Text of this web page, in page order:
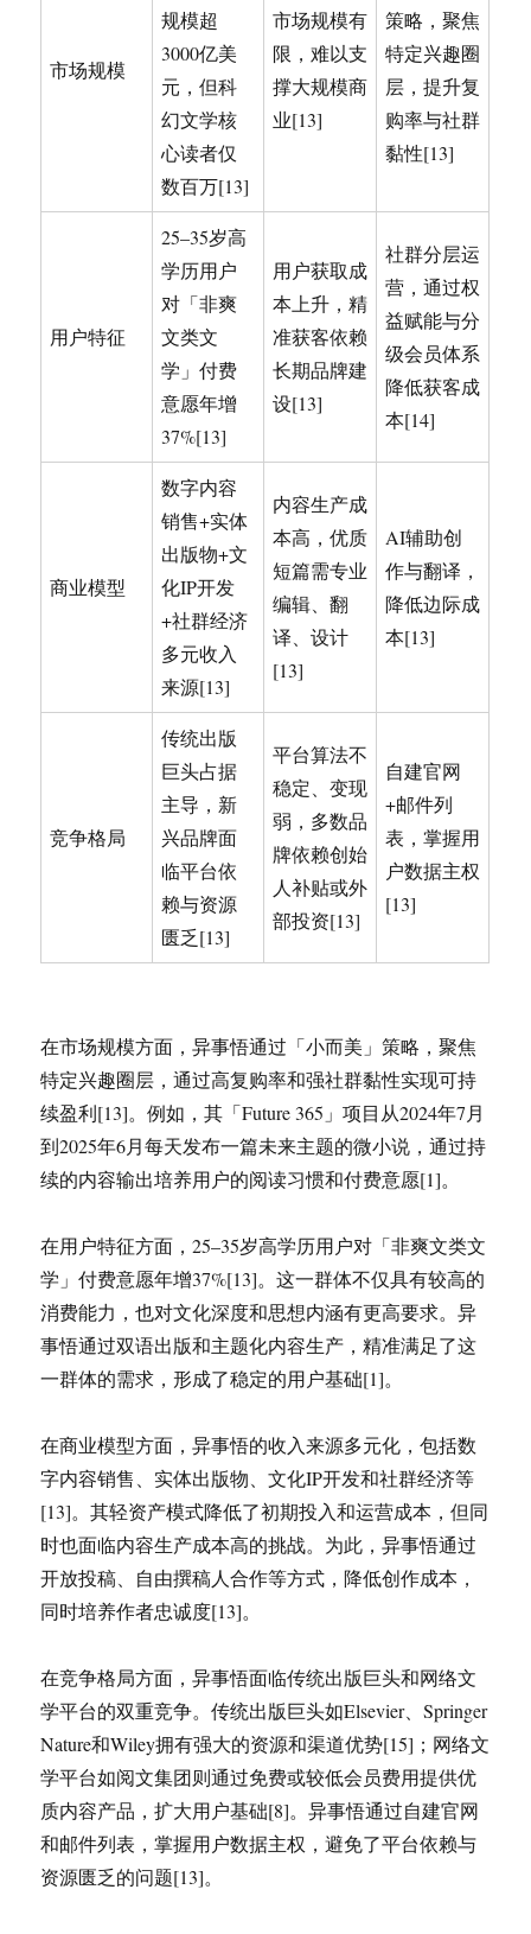
市场规模
规模超
3000亿美
元，但科
幻文学核
心读者仅
数百万[13]
市场规模有
限，难以支
撑大规模商
业[13]
策略，聚焦
特定兴趣圈
层，提升复
购率与社群
黏性[13]
用户特征
25–35岁高
学历用户
对「非爽
文类文
学」付费
意愿年增
37%[13]
用户获取成
本上升，精
准获客依赖
长期品牌建
设[13]
社群分层运
营，通过权
益赋能与分
级会员体系
降低获客成
本[14]
商业模型
数字内容
销售+实体
出版物+文
化IP开发
+社群经济
多元收入
来源[13]
内容生产成
本高，优质
短篇需专业
编辑、翻
译、设计
[13]
AI辅助创
作与翻译，
降低边际成
本[13]
竞争格局
传统出版
巨头占据
主导，新
兴品牌面
临平台依
赖与资源
匮乏[13]
平台算法不
稳定、变现
弱，多数品
牌依赖创始
人补贴或外
部投资[13]
自建官网
+邮件列
表，掌握用
户数据主权
[13]
在市场规模方面，异事悟通过「小而美」策略，聚焦
特定兴趣圈层，通过高复购率和强社群黏性实现可持
续盈利[13]。例如，其「Future 365」项目从2024年7月
到2025年6月每天发布一篇未来主题的微小说，通过持
续的内容输出培养用户的阅读习惯和付费意愿[1]。
在用户特征方面，25–35岁高学历用户对「非爽文类文
学」付费意愿年增37%[13]。这一群体不仅具有较高的
消费能力，也对文化深度和思想内涵有更高要求。异
事悟通过双语出版和主题化内容生产，精准满足了这
一群体的需求，形成了稳定的用户基础[1]。
在商业模型方面，异事悟的收入来源多元化，包括数
字内容销售、实体出版物、文化IP开发和社群经济等
[13]。其轻资产模式降低了初期投入和运营成本，但同
时也面临内容生产成本高的挑战。为此，异事悟通过
开放投稿、自由撰稿人合作等方式，降低创作成本，
同时培养作者忠诚度[13]。
在竞争格局方面，异事悟面临传统出版巨头和网络文
学平台的双重竞争。传统出版巨头如Elsevier、Springer
Nature和Wiley拥有强大的资源和渠道优势[15]；网络文
学平台如阅文集团则通过免费或较低会员费用提供优
质内容产品，扩大用户基础[8]。异事悟通过自建官网
和邮件列表，掌握用户数据主权，避免了平台依赖与
资源匮乏的问题[13]。